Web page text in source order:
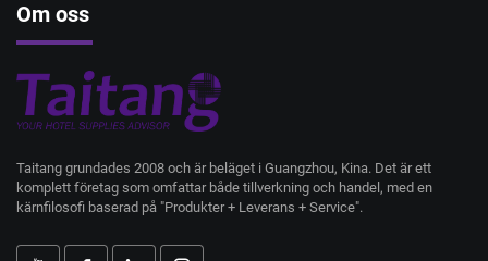
Om oss
Taitang grundades 2008 och är beläget i Guangzhou, Kina. Det är ett
komplett företag som omfattar både tillverkning och handel, med en
kärnfilosofi baserad på "Produkter + Leverans + Service".